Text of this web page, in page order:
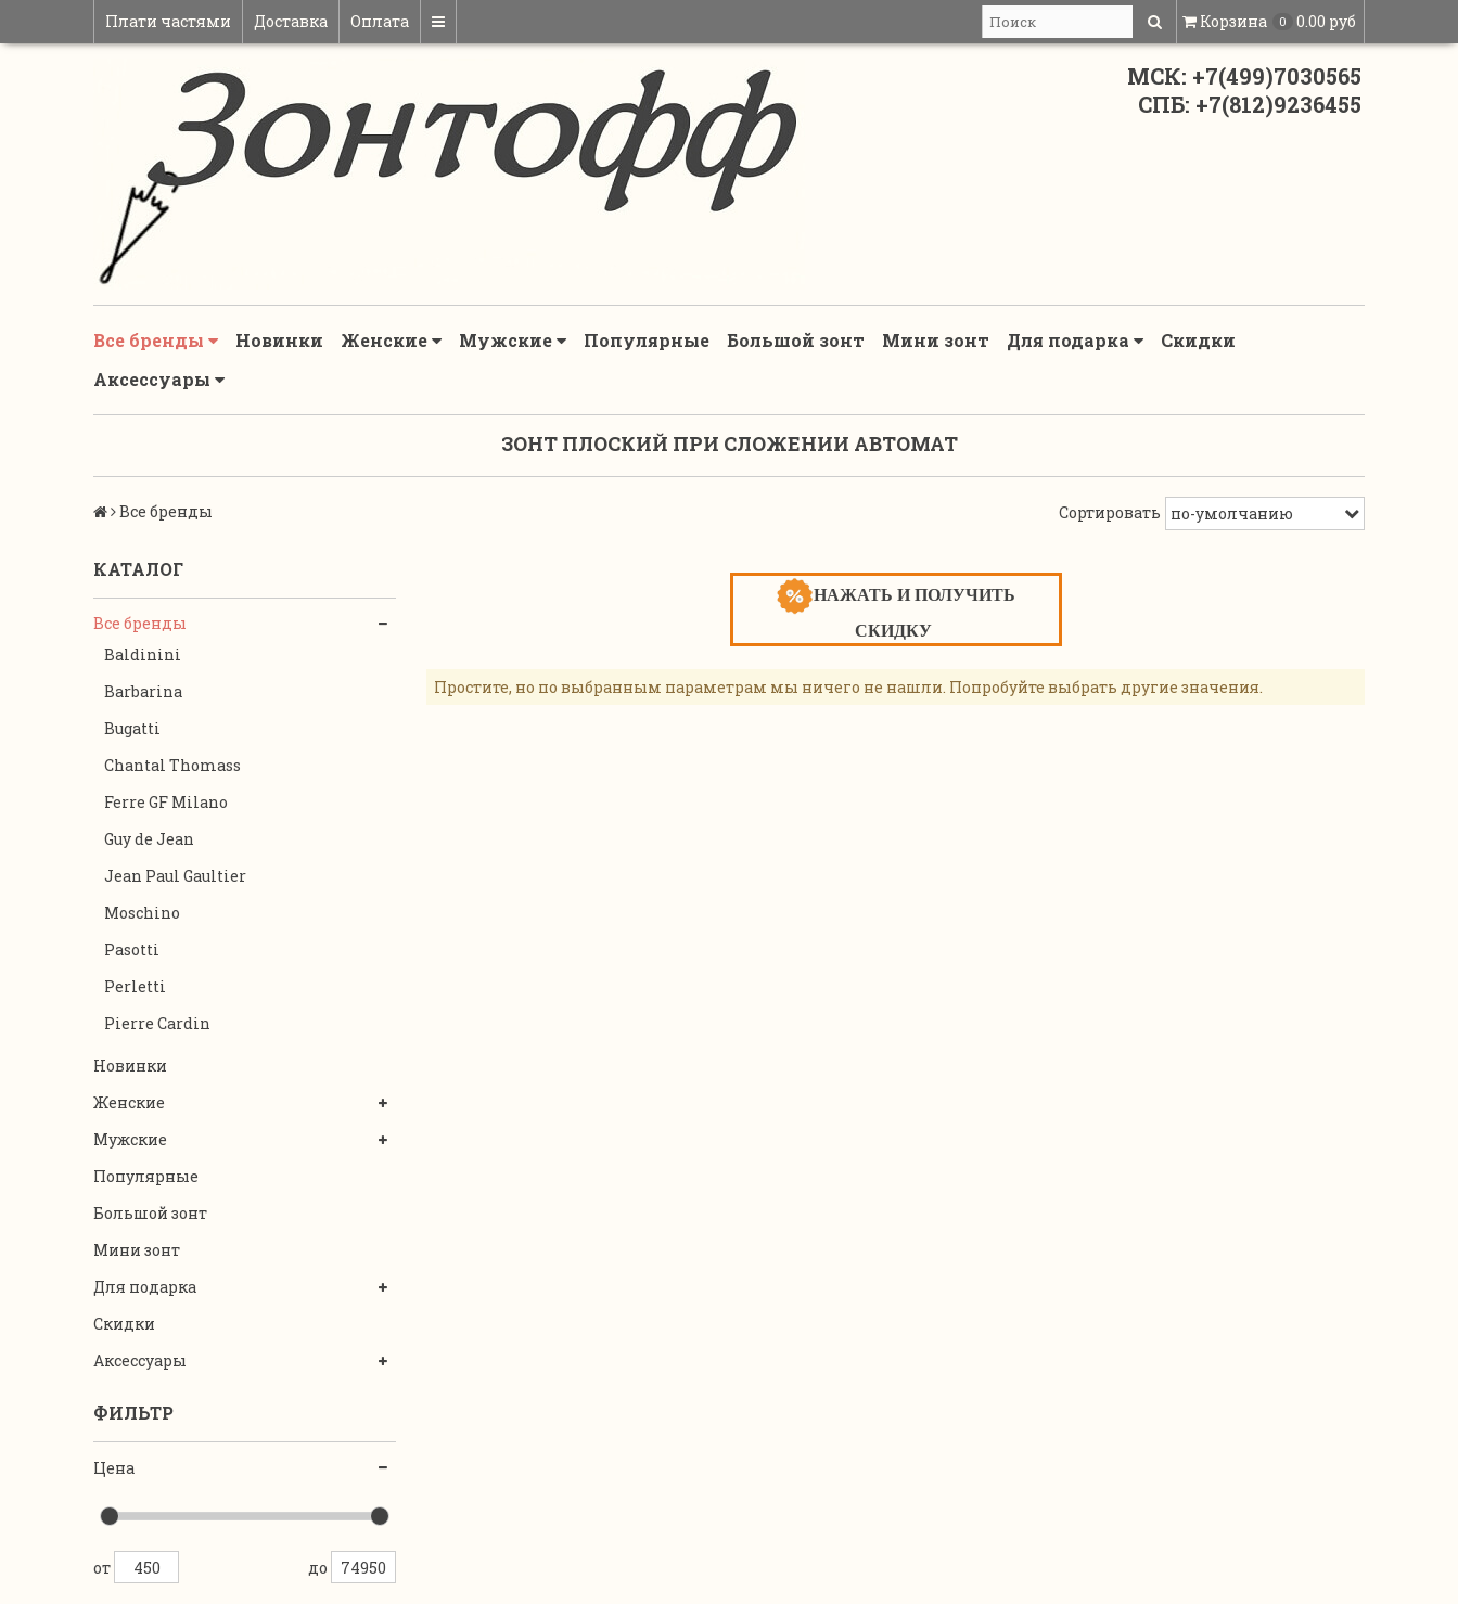
Плати частями Доставка Оплата Корзина 0 0.00 руб
МСК: +7(499)7030565
СПБ: +7(812)9236455
Все бренды Новинки Женские Мужские Популярные Большой зонт Мини зонт Для подарка
Скидки
Аксессуары
ЗОНТ ПЛОСКИЙ ПРИ СЛОЖЕНИИ АВТОМАТ
Все бренды Сортировать
КАТАЛОГ
Все бренды
Baldinini
Barbarina
Bugatti
Chantal Thomass
Ferre GF Milano
Guy de Jean
Jean Paul Gaultier
Moschino
Pasotti
Perletti
Pierre Cardin
Новинки
Женские
Мужские
Популярные
Большой зонт
Мини зонт
Для подарка
Скидки
Аксессуары
ФИЛЬТР
Цена
от до
НАЖАТЬ И ПОЛУЧИТЬ
СКИДКУ
Простите, но по выбранным параметрам мы ничего не нашли. Попробуйте выбрать другие значения.